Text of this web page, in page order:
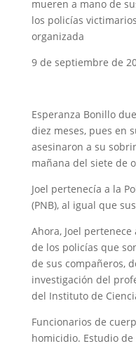
mueren a mano de
los policías
organizada
9 de septiembre de
Esperanza Bonillo
diez meses, pues en
asesinaron a su
mañana del siete de
Joel pertenecía a la
(PNB), al igual que
Ahora, Joel
de los policías que
de sus compañeros,
investigación del
del Instituto de
Funcionarios de
homicidio. Estudio